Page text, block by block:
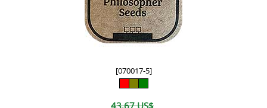
[070017-5]